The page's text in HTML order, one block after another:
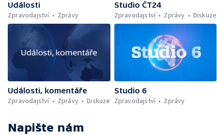
Události
Zpravodajství
Zprávy
Studio ČT24
Zpravodajství
Zprávy Diskuze
Události, komentáře
Zpravodajství
Zprávy Diskuze
Studio 6
Zpravodajství
Zprávy
Napište nám